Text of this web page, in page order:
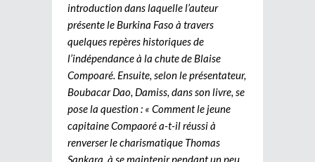
introduction dans laquelle l’auteur
présente le Burkina Faso à travers
quelques repères historiques de
l’indépendance à la chute de Blaise
Compoaré. Ensuite, selon le présentateur,
Boubacar Dao, Damiss, dans son livre, se
pose la question : « Comment le jeune
capitaine Compaoré a-t-il réussi à
renverser le charismatique Thomas
Sankara, à se maintenir pendant un peu